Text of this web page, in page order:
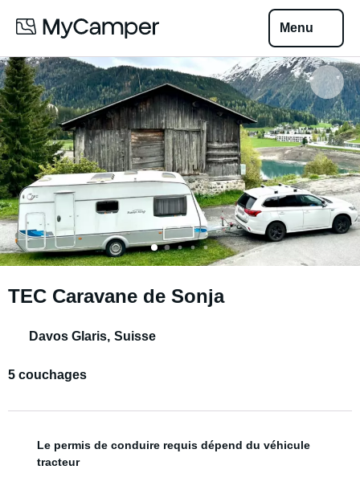
Menu
TEC Caravane de Sonja
Davos Glaris, Suisse
5 couchages
Le permis de conduire requis dépend du véhicule
tracteur